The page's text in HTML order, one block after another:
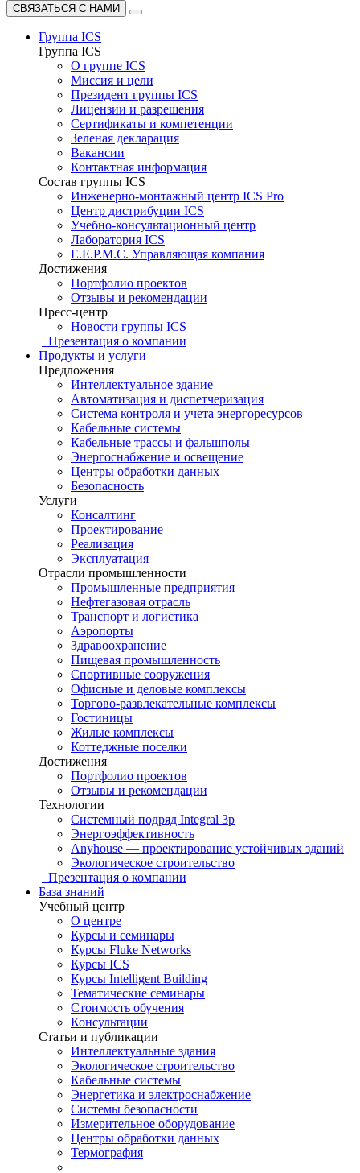
СВЯЗАТЬСЯ С НАМИ
Группа ICS
Группа ICS
О группе ICS
Миссия и цели
Президент группы ICS
Лицензии и разрешения
Сертификаты и компетенции
Зеленая декларация
Вакансии
Контактная информация
Состав группы ICS
Инженерно-монтажный центр ICS Pro
Центр дистрибуции ICS
Учебно-консультационный центр
Лаборатория ICS
E.E.P.M.C. Управляющая компания
Достижения
Портфолио проектов
Отзывы и рекомендации
Пресс-центр
Новости группы ICS
Презентация о компании
Продукты и услуги
Предложения
Интеллектуальное здание
Автоматизация и диспетчеризация
Система контроля и учета энергоресурсов
Кабельные системы
Кабельные трассы и фальшполы
Энергоснабжение и освещение
Центры обработки данных
Безопасность
Услуги
Консалтинг
Проектирование
Реализация
Эксплуатация
Отрасли промышленности
Промышленные предприятия
Нефтегазовая отрасль
Транспорт и логистика
Аэропорты
Здравоохранение
Пищевая промышленность
Спортивные сооружения
Офисные и деловые комплексы
Торгово-развлекательные комплексы
Гостиницы
Жилые комплексы
Коттеджные поселки
Достижения
Портфолио проектов
Отзывы и рекомендации
Технологии
Системный подряд Integral 3p
Энергоэффективность
Anyhouse — проектирование устойчивых зданий
Экологическое строительство
Презентация о компании
База знаний
Учебный центр
О центре
Курсы и семинары
Курсы Fluke Networks
Курсы ICS
Курсы Intelligent Building
Тематические семинары
Стоимость обучения
Консультации
Статьи и публикации
Интеллектуальные здания
Экологическое строительство
Кабельные системы
Энергетика и электроснабжение
Системы безопасности
Измерительное оборудование
Центры обработки данных
Термография